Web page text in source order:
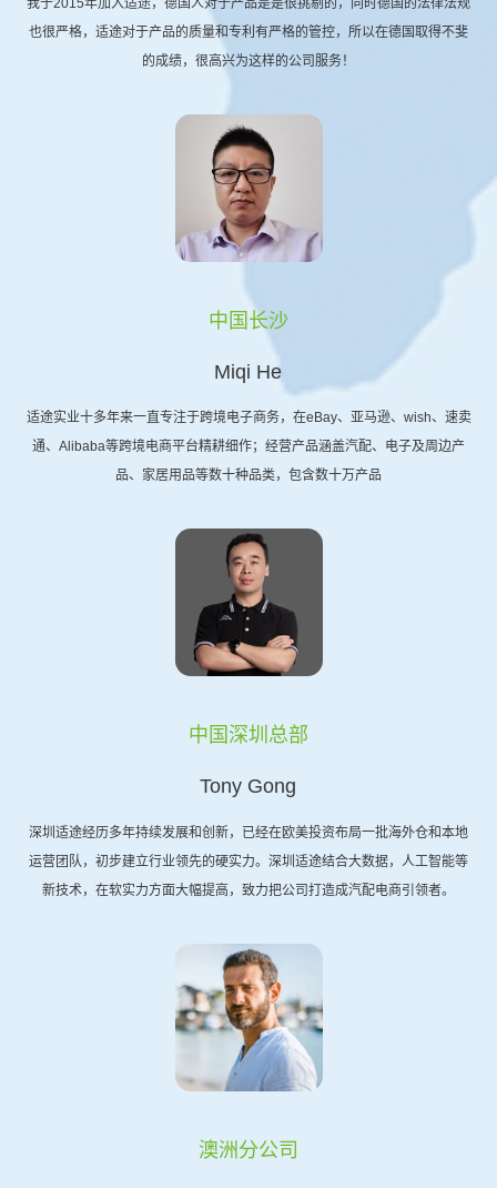
我于2015年加入适途，德国人对于产品是是很挑剔的，同时德国的法律法规
也很严格，适途对于产品的质量和专利有严格的管控，所以在德国取得不斐
的成绩，很高兴为这样的公司服务！
中国长沙
Miqi He
适途实业十多年来一直专注于跨境电子商务，在eBay、亚马逊、wish、速卖
通、Alibaba等跨境电商平台精耕细作；经营产品涵盖汽配、电子及周边产
品、家居用品等数十种品类，包含数十万产品
中国深圳总部
Tony Gong
深圳适途经历多年持续发展和创新，已经在欧美投资布局一批海外仓和本地
运营团队，初步建立行业领先的硬实力。深圳适途结合大数据，人工智能等
新技术，在软实力方面大幅提高，致力把公司打造成汽配电商引领者。
澳洲分公司